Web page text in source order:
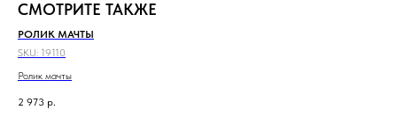
СМОТРИТЕ ТАКЖЕ
РОЛИК МАЧТЫ
SKU: 19110
Ролик мачты
2 973 р.